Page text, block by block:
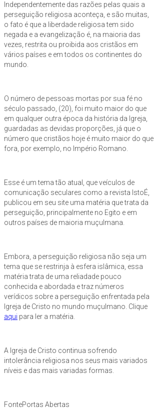
Independentemente das razões pelas quais a
perseguição religiosa aconteça, e são muitas,
o fato é que a liberdade religiosa tem sido
negada e a evangelização é, na maioria das
vezes, restrita ou proibida aos cristãos em
vários países e em todos os continentes do
mundo.
O número de pessoas mortas por sua fé no
século passado, (20), foi muito maior do que
em qualquer outra época da história da Igreja,
guardadas as devidas proporções, já que o
número que cristãos hoje é muito maior do que
fora, por exemplo, no Império Romano.
Esse é um tema tão atual, que veículos de
comunicação seculares como a revista IstoÉ,
publicou em seu site uma matéria que trata da
perseguição, principalmente no Egito e em
outros países de maioria muçulmana.
Embora, a perseguição religiosa não seja um
tema que se restrinja à esfera islâmica, essa
matéria trata de uma reliadade pouco
conhecida e abordada e traz números
verídicos sobre a perseguição enfrentada pela
Igreja de Cristo no mundo muçulmano. Clique
aqui para ler a matéria.
A Igreja de Cristo continua sofrendo
intolerância religiosa nos seus mais variados
níveis e das mais variadas formas.
FontePortas Abertas